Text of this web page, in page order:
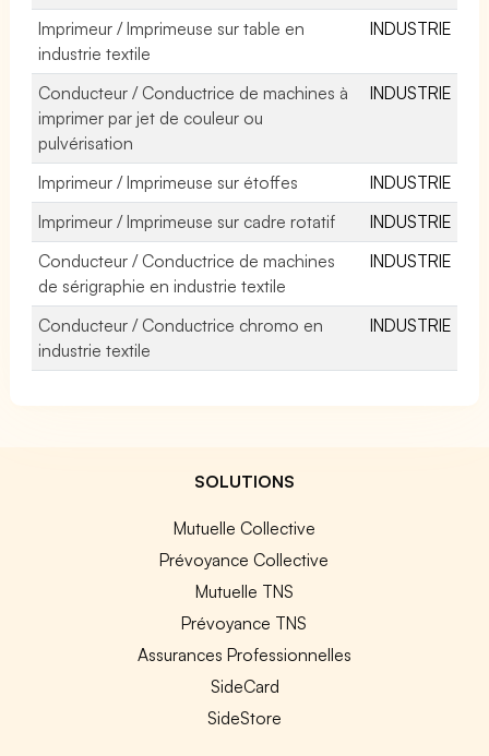
Imprimeur / Imprimeuse sur table en
industrie textile
INDUSTRIE
Conducteur / Conductrice de machines à
imprimer par jet de couleur ou
pulvérisation
INDUSTRIE
Imprimeur / Imprimeuse sur étoffes
INDUSTRIE
Imprimeur / Imprimeuse sur cadre rotatif
INDUSTRIE
Conducteur / Conductrice de machines
de sérigraphie en industrie textile
INDUSTRIE
Conducteur / Conductrice chromo en
industrie textile
INDUSTRIE
SOLUTIONS
Mutuelle Collective
Prévoyance Collective
Mutuelle TNS
Prévoyance TNS
Assurances Professionnelles
SideCard
SideStore